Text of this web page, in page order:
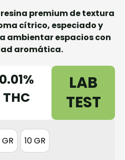
premium de textura
cítrico, especiado y
ambientar espacios con
aromática.
0.01%
THC
LAB
TEST
5 GR
10 GR
10 GR